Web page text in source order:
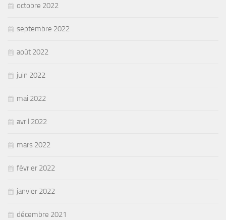
octobre 2022
septembre 2022
août 2022
juin 2022
mai 2022
avril 2022
mars 2022
février 2022
janvier 2022
décembre 2021